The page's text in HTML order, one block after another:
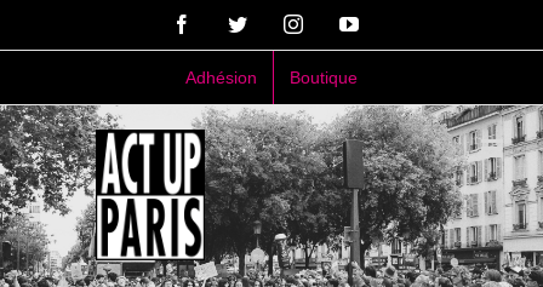
FacebookTwitterInstagramYouTube
Adhésion Boutique